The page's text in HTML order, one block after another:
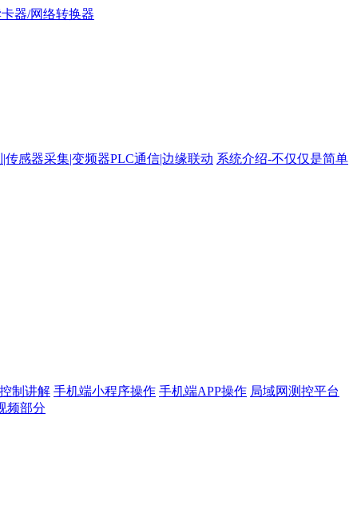
|传感器采集|变频器PLC通信|边缘联动 系统介绍-不仅仅是简单
制讲解 手机端小程序操作 手机端APP操作 局域网测控平台
频部分